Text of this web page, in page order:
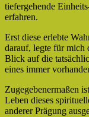
tiefergehende
erfahren.
Erst diese erlebte
darauf, legte für mich
Blick auf die
eines immer
Zugegebenermaßen
Leben dieses
anderer Prägung